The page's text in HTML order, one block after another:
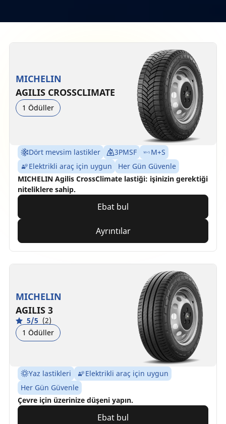
MICHELIN
AGILIS CROSSCLIMATE
1 Ödüller
Dört mevsim lastikler 3PMSF
M+S
Elektrikli araç için uygun
Her Gün Güvenle
MICHELIN Agilis CrossClimate lastiği: işinizin gerektiği
niteliklere sahip.
Ebat bul
Ayrıntılar
MICHELIN
AGILIS 3
5/5 (2)
1 Ödüller
Yaz lastikleri
Elektrikli araç için uygun
Her Gün Güvenle
Çevre için üzerinize düşeni yapın.
Ebat bul